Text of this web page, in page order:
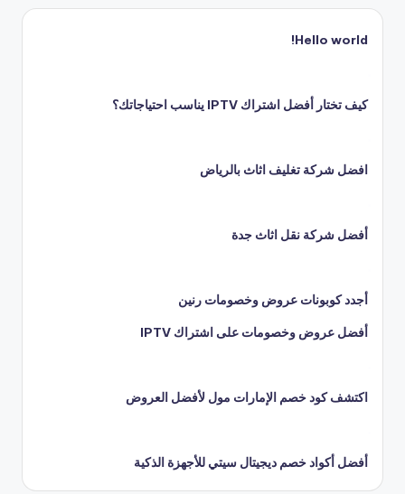
Hello world!
كيف تختار أفضل اشتراك IPTV يناسب احتياجاتك؟
افضل شركة تغليف اثاث بالرياض
أفضل شركة نقل اثاث جدة
أجدد كوبونات عروض وخصومات رنين
أفضل عروض وخصومات على اشتراك IPTV
اكتشف كود خصم الإمارات مول لأفضل العروض
أفضل أكواد خصم ديجيتال سيتي للأجهزة الذكية